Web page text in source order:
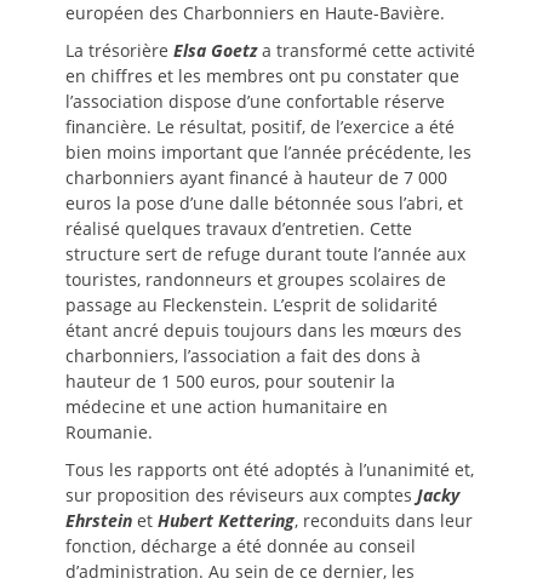
européen des Charbonniers en Haute-Bavière.
La trésorière Elsa Goetza transformé cette activité
en chiffres et les membres ont pu constater que
l’association dispose d’une confortable réserve
financière. Le résultat, positif, de l’exercice a été
bien moins important que l’année précédente, les
charbonniers ayant financé à hauteur de 7 000
euros la pose d’une dalle bétonnée sous l’abri, et
réalisé quelques travaux d’entretien. Cette
structure sert de refuge durant toute l’année aux
touristes, randonneurs et groupes scolaires de
passage au Fleckenstein. L’esprit de solidarité
étant ancré depuis toujours dans les mœurs des
charbonniers, l’association a fait des dons à
hauteur de 1 500 euros, pour soutenir la
médecine et une action humanitaire en
Roumanie.
Tous les rapports ont été adoptés à l’unanimité et,
sur proposition des réviseurs aux comptes Jacky
Ehrstein et Hubert Kettering, reconduits dans leur
fonction, décharge a été donnée au conseil
d’administration. Au sein de ce dernier, les